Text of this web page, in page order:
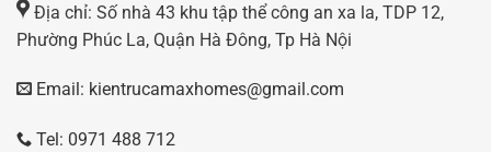
Địa chỉ: Số nhà 43 khu tập thể công an xa la, TDP 12,
Phường Phúc La, Quận Hà Đông, Tp Hà Nội
Email: kientrucamaxhomes@gmail.com
Tel: 0971 488 712